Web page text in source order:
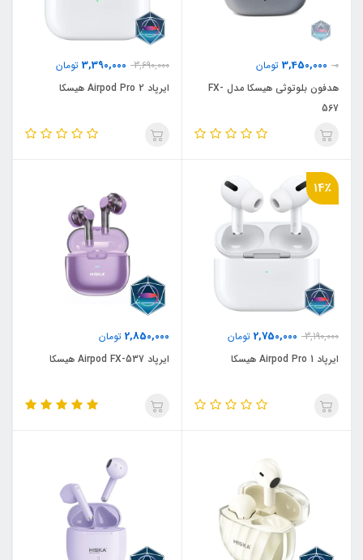
0
3,450,000 تومان
هدفون بلوتوثی هیسکا مدل FX-
567
3,690,000
3,390,000 تومان
ایرپاد Airpod Pro 2 هیسکا
14٪
3,190,000
2,750,000 تومان
ایرپاد Airpod Pro 1 هیسکا
2,850,000 تومان
ایرپاد Airpod FX-537 هیسکا